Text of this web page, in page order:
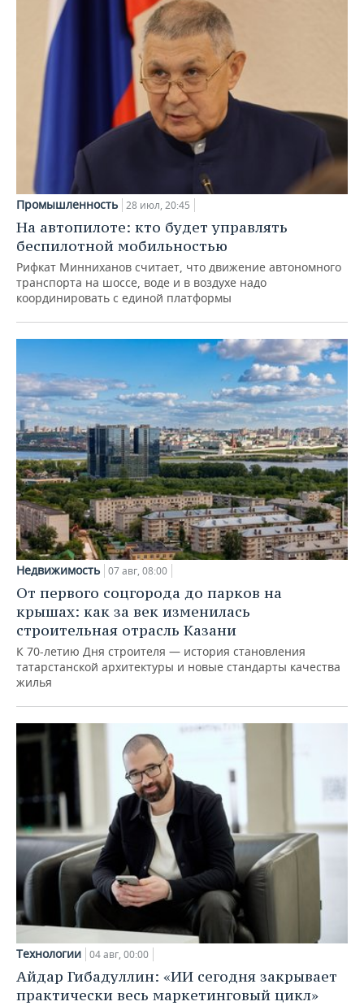
Промышленность 28 июл, 20:45
На автопилоте: кто будет управлять
беспилотной мобильностью
Рифкат Минниханов считает, что движение автономного
транспорта на шоссе, воде и в воздухе надо
координировать с единой платформы
Недвижимость 07 авг, 08:00
От первого соцгорода до парков на
крышах: как за век изменилась
строительная отрасль Казани
К 70-летию Дня строителя — история становления
татарстанской архитектуры и новые стандарты качества
жилья
Технологии 04 авг, 00:00
Айдар Гибадуллин: «ИИ сегодня закрывает
практически весь маркетинговый цикл»